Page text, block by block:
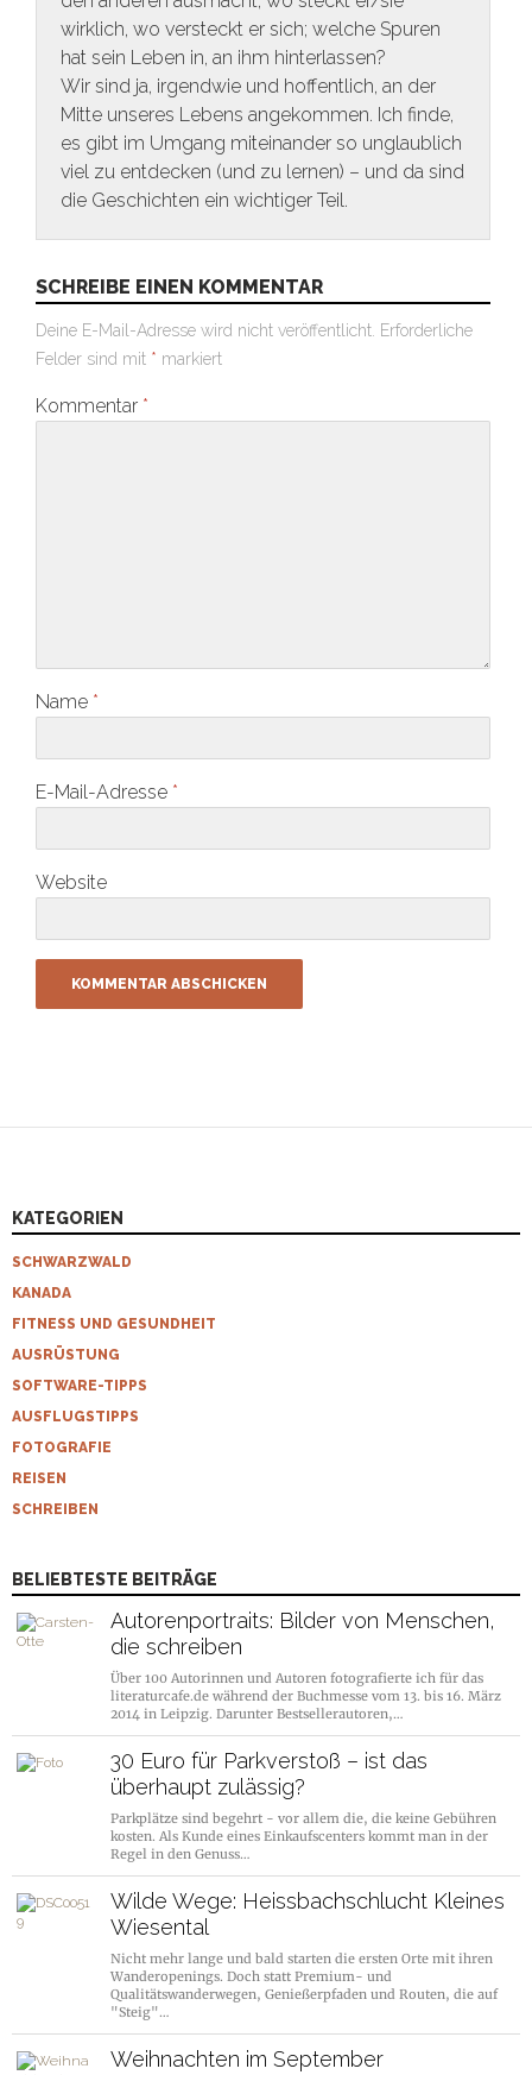
wirklich, wo versteckt er sich; welche Spuren
hat sein Leben in, an ihm hinterlassen?
Wir sind ja, irgendwie und hoffentlich, an der
Mitte unseres Lebens angekommen. Ich finde,
es gibt im Umgang miteinander so unglaublich
viel zu entdecken (und zu lernen) – und da sind
die Geschichten ein wichtiger Teil.
SCHREIBE EINEN KOMMENTAR
Deine E-Mail-Adresse wird nicht veröffentlicht. Erforderliche
Felder sind mit * markiert
Kommentar *
Name *
E-Mail-Adresse *
Website
KATEGORIEN
SCHWARZWALD
KANADA
FITNESS UND GESUNDHEIT
AUSRÜSTUNG
SOFTWARE-TIPPS
AUSFLUGSTIPPS
FOTOGRAFIE
REISEN
SCHREIBEN
BELIEBTESTE BEITRÄGE
Autorenportraits: Bilder von Menschen,
die schreiben
Über 100 Autorinnen und Autoren fotografierte ich für das
literaturcafe.de während der Buchmesse vom 13. bis 16. März
2014 in Leipzig. Darunter Bestsellerautoren,…
30 Euro für Parkverstoß – ist das
überhaupt zulässig?
Parkplätze sind begehrt - vor allem die, die keine Gebühren
kosten. Als Kunde eines Einkaufscenters kommt man in der
Regel in den Genuss…
Wilde Wege: Heissbachschlucht Kleines
Wiesental
Nicht mehr lange und bald starten die ersten Orte mit ihren
Wanderopenings. Doch statt Premium- und
Qualitätswanderwegen, Genießerpfaden und Routen, die auf
"Steig"…
Weihnachten im September